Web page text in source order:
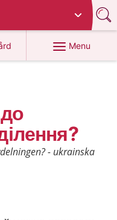
Menu
- ukrainska